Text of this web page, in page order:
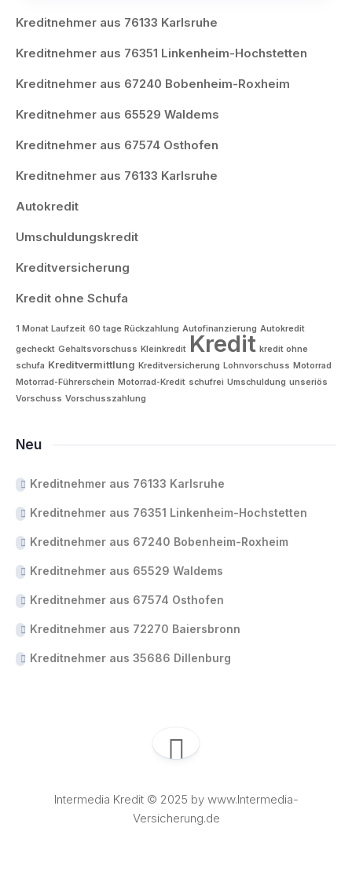
Kreditnehmer aus 76133 Karlsruhe
Kreditnehmer aus 76351 Linkenheim-Hochstetten
Kreditnehmer aus 67240 Bobenheim-Roxheim
Kreditnehmer aus 65529 Waldems
Kreditnehmer aus 67574 Osthofen
Kreditnehmer aus 76133 Karlsruhe
Autokredit
Umschuldungskredit
Kreditversicherung
Kredit ohne Schufa
1 Monat Laufzeit 60 tage Rückzahlung Autofinanzierung Autokredit
gecheckt Gehaltsvorschuss Kleinkredit Kredit kredit ohne
schufa Kreditvermittlung Kreditversicherung Lohnvorschuss Motorrad
Motorrad-Führerschein Motorrad-Kredit schufrei Umschuldung unseriös
Vorschuss Vorschusszahlung
Neu
Kreditnehmer aus 76133 Karlsruhe
Kreditnehmer aus 76351 Linkenheim-Hochstetten
Kreditnehmer aus 67240 Bobenheim-Roxheim
Kreditnehmer aus 65529 Waldems
Kreditnehmer aus 67574 Osthofen
Kreditnehmer aus 72270 Baiersbronn
Kreditnehmer aus 35686 Dillenburg
Intermedia Kredit © 2025 by www.Intermedia-
Versicherung.de